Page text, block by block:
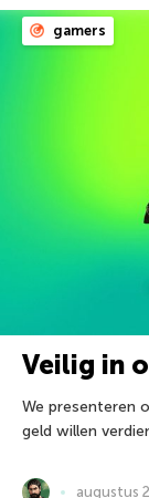
gamers
Veilig in
We presenteren
geld willen
augustus